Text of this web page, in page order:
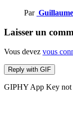
Par
Laisser un
Vous devez vous
Reply with GIF
GIPHY App Key not